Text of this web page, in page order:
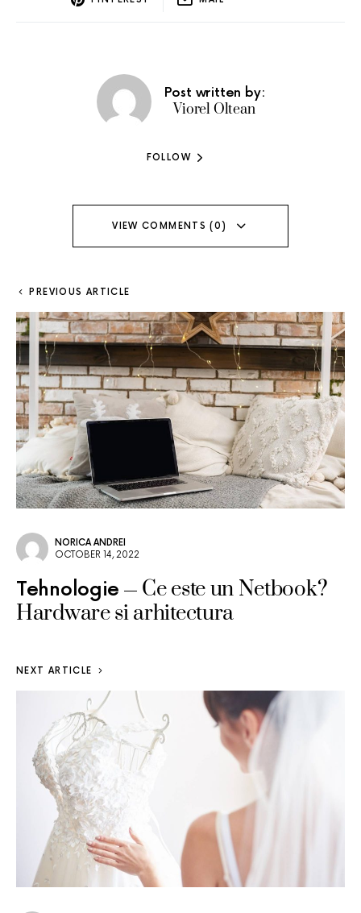
Post written by:
Viorel Oltean
FOLLOW
VIEW COMMENTS (0)
PREVIOUS ARTICLE
NORICA ANDREI
OCTOBER 14, 2022
Tehnologie
Ce este un Netbook?
Hardware si arhitectura
NEXT ARTICLE